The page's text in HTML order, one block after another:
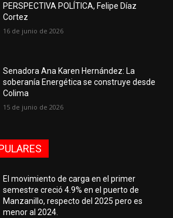
PERSPECTIVA POLÍTICA, Felipe Díaz
Cortez
16 de junio de 2026
Senadora Ana Karen Hernández: La
soberanía Energética se construye desde
Colima
15 de junio de 2026
El movimiento de carga en el primer
semestre creció 4.9% en el puerto de
Manzanillo, respecto del 2025 pero es
menor al 2024.